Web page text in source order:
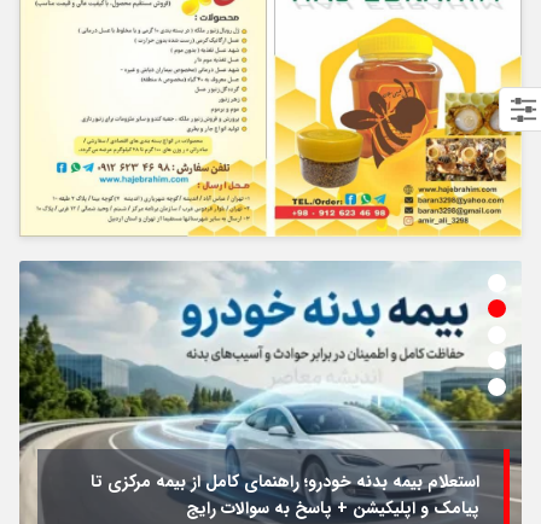
استعلام بیمه بدنه خودرو؛ راهنمای کامل از بیمه مرکزی تا
پیامک و اپلیکیشن + پاسخ به سوالات رایج